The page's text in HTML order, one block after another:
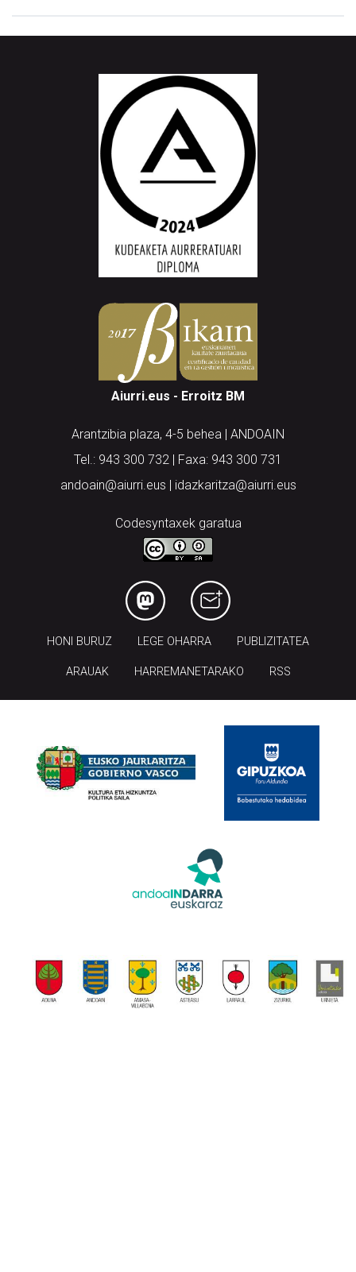
Aiurri.eus - Erroitz BM
Arantzibia plaza, 4-5 behea | ANDOAIN
Tel.: 943 300 732 | Faxa: 943 300 731
andoain@aiurri.eus | idazkaritza@aiurri.eus
Codesyntaxek garatua
HONI BURUZ LEGE OHARRA PUBLIZITATEA
ARAUAK HARREMANETARAKO RSS